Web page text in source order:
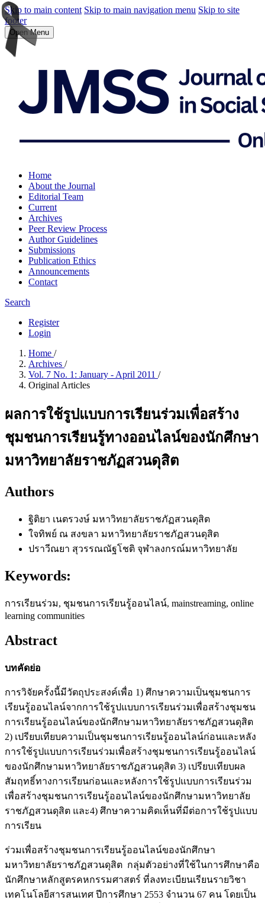
Skip to main content Skip to main navigation menu Skip to site
footer
Open Menu
Home
About the Journal
Editorial Team
Current
Archives
Peer Review Process
Author Guidelines
Submissions
Publication Ethics
Announcements
Contact
Search
Register
Login
Home /
Archives /
Vol. 7 No. 1: January - April 2011 /
Original Articles
ผลการใช้รูปแบบการเรียนร่วมเพื่อสร้าง
ชุมชนการเรียนรู้ทางออนไลน์ของนักศึกษา
มหาวิทยาลัยราชภัฏสวนดุสิต
Authors
ฐิติยา เนตรวงษ์ มหาวิทยาลัยราชภัฏสวนดุสิต
ใจทิพย์ ณ สงขลา มหาวิทยาลัยราชภัฏสวนดุสิต
ปราวีณยา สุวรรณณัฐโชติ จุฬาลงกรณ์มหาวิทยาลัย
Keywords:
การเรียนร่วม, ชุมชนการเรียนรู้ออนไลน์, mainstreaming, online
learning communities
Abstract
บทคัดย่อ
การวิจัยครั้งนี้มีวัตถุประสงค์เพื่อ 1) ศึกษาความเป็นชุมชนการ
เรียนรู้ออนไลน์จากการใช้รูปแบบการเรียนร่วมเพื่อสร้างชุมชน
การเรียนรู้ออนไลน์ของนักศึกษามหาวิทยาลัยราชภัฏสวนดุสิต
2) เปรียบเทียบความเป็นชุมชนการเรียนรู้ออนไลน์ก่อนและหลัง
การใช้รูปแบบการเรียนร่วมเพื่อสร้างชุมชนการเรียนรู้ออนไลน์
ของนักศึกษามหาวิทยาลัยราชภัฏสวนดุสิต 3) เปรียบเทียบผล
สัมฤทธิ์ทางการเรียนก่อนและหลังการใช้รูปแบบการเรียนร่วม
เพื่อสร้างชุมชนการเรียนรู้ออนไลน์ของนักศึกษามหาวิทยาลัย
ราชภัฏสวนดุสิต และ4) ศึกษาความคิดเห็นที่มีต่อการใช้รูปแบบ
การเรียน
ร่วมเพื่อสร้างชุมชนการเรียนรู้ออนไลน์ของนักศึกษา
มหาวิทยาลัยราชภัฏสวนดุสิต กลุ่มตัวอย่างที่ใช้ในการศึกษาคือ
นักศึกษาหลักสูตรคหกรรมศาสตร์ ที่ลงทะเบียนเรียนรายวิชา
เทคโนโลยีสารสนเทศ ปีการศึกษา 2553 จำนวน 67 คน โดยเป็น